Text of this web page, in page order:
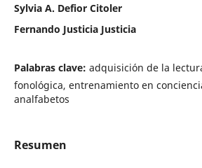
Sylvia A. Defior Citoler
Fernando Justicia Justicia
Palabras clave: adquisición de la
fonológica, entrenamiento en
analfabetos
Resumen